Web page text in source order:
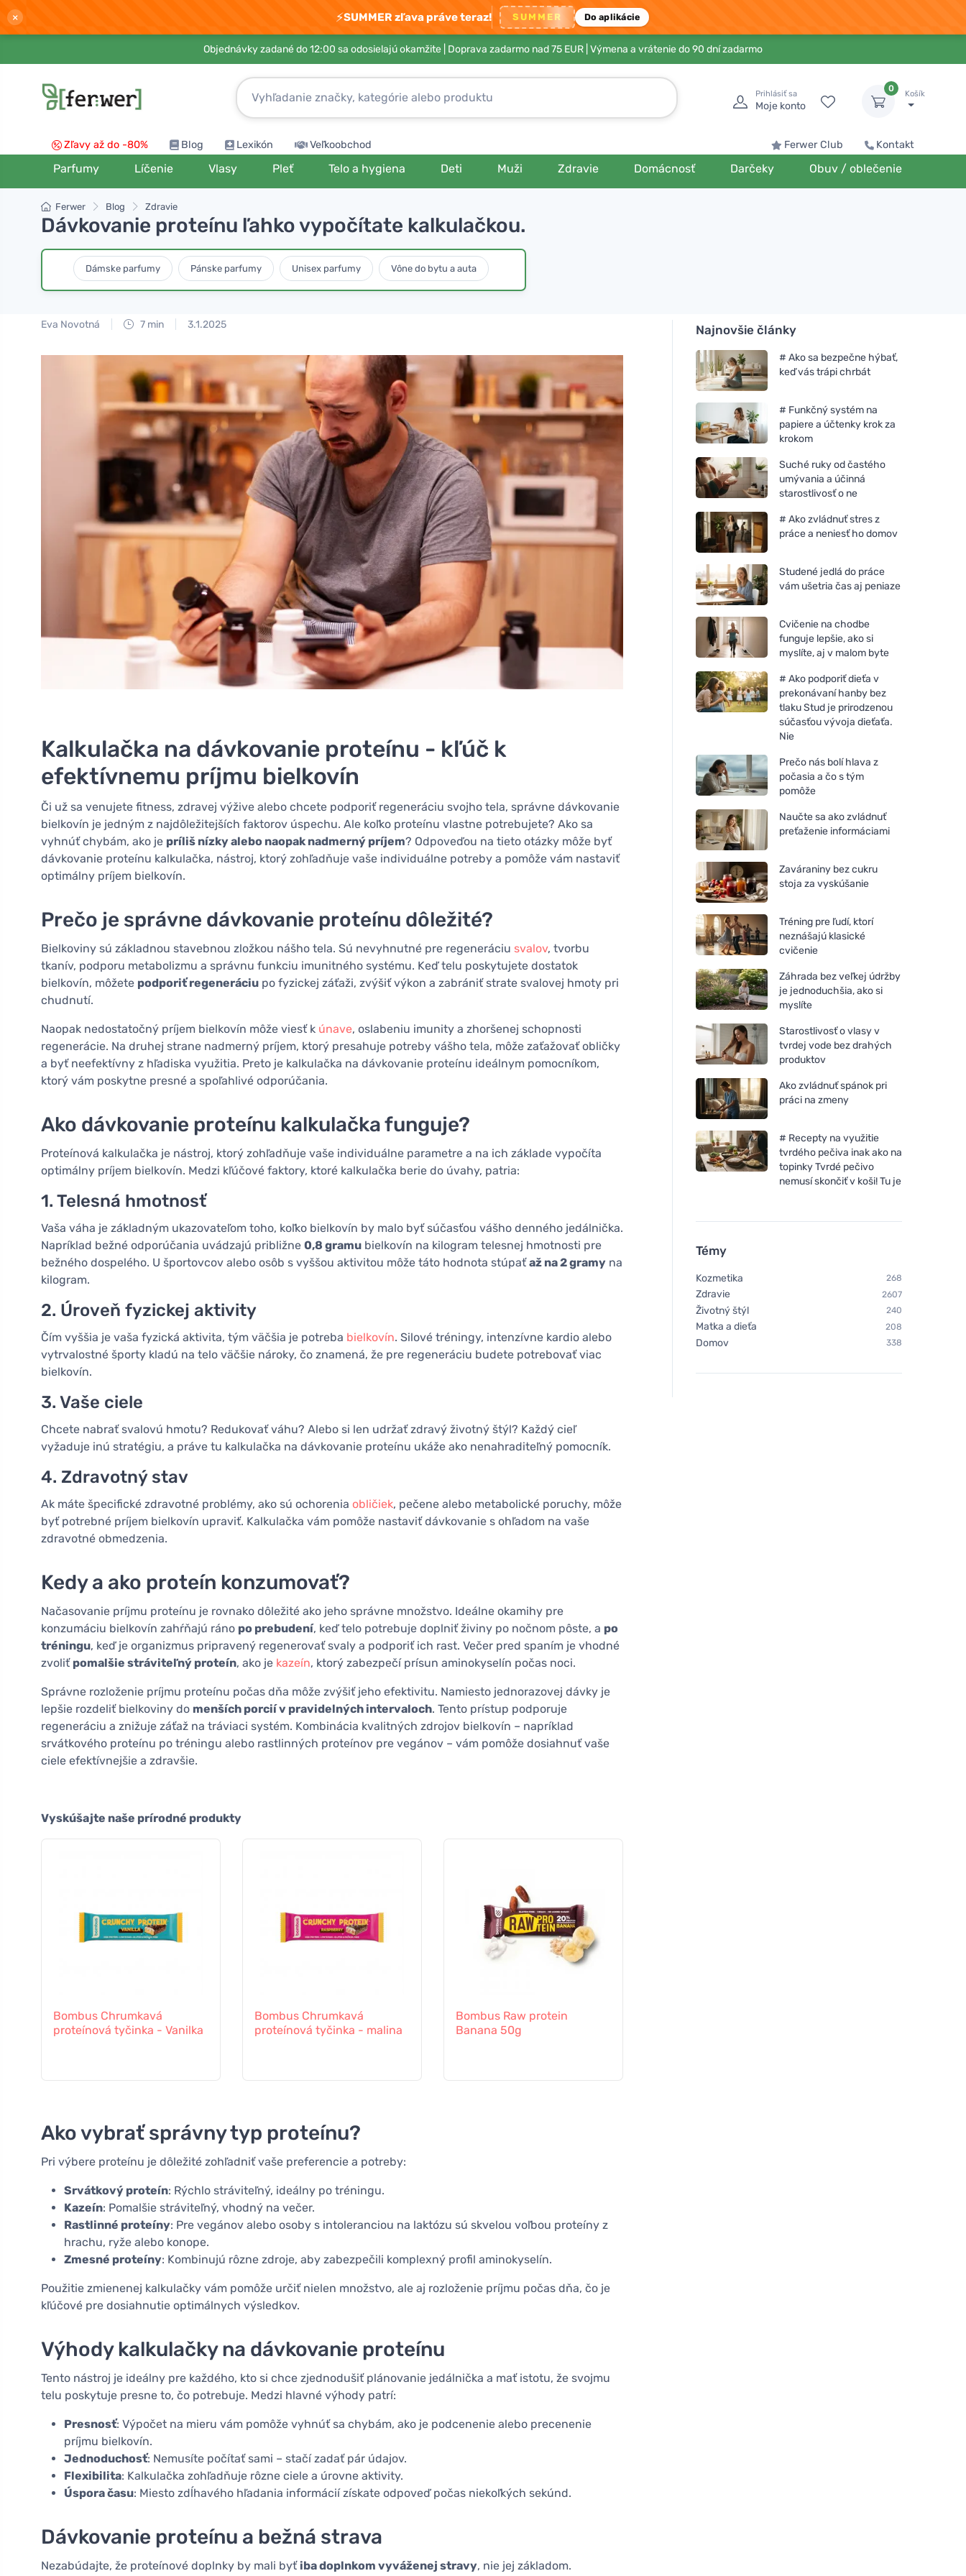
× ⚡SUMMER zľava práve teraz! SUMMER Do aplikácie
Objednávky zadané do 12:00 sa odosielajú okamžite | Doprava zadarmo nad 75 EUR | Výmena a vrátenie do 90 dní zadarmo
Prihlásiť sa
Moje konto
0
Košík
Zľavy až do -80% Blog Lexikón Veľkoobchod Ferwer Club Kontakt
Parfumy Líčenie Vlasy Pleť Telo a hygiena Deti Muži Zdravie Domácnosť Darčeky Obuv / oblečenie
Ferwer Blog Zdravie
Dávkovanie proteínu ľahko vypočítate kalkulačkou.
Dámske parfumy Pánske parfumy Unisex parfumy Vône do bytu a auta
Eva Novotná 7 min 3.1.2025
Kalkulačka na dávkovanie proteínu - kľúč k
efektívnemu príjmu bielkovín
Či už sa venujete fitness, zdravej výžive alebo chcete podporiť regeneráciu svojho tela, správne dávkovanie
bielkovín je jedným z najdôležitejších faktorov úspechu. Ale koľko proteínu vlastne potrebujete? Ako sa
vyhnúť chybám, ako je príliš nízky alebo naopak nadmerný príjem? Odpoveďou na tieto otázky môže byť
dávkovanie proteínu kalkulačka, nástroj, ktorý zohľadňuje vaše individuálne potreby a pomôže vám nastaviť
optimálny príjem bielkovín.
Prečo je správne dávkovanie proteínu dôležité?
Bielkoviny sú základnou stavebnou zložkou nášho tela. Sú nevyhnutné pre regeneráciu svalov, tvorbu
tkanív, podporu metabolizmu a správnu funkciu imunitného systému. Keď telu poskytujete dostatok
bielkovín, môžete podporiť regeneráciu po fyzickej záťaži, zvýšiť výkon a zabrániť strate svalovej hmoty pri
chudnutí.
Naopak nedostatočný príjem bielkovín môže viesť k únave, oslabeniu imunity a zhoršenej schopnosti
regenerácie. Na druhej strane nadmerný príjem, ktorý presahuje potreby vášho tela, môže zaťažovať obličky
a byť neefektívny z hľadiska využitia. Preto je kalkulačka na dávkovanie proteínu ideálnym pomocníkom,
ktorý vám poskytne presné a spoľahlivé odporúčania.
Ako dávkovanie proteínu kalkulačka funguje?
Proteínová kalkulačka je nástroj, ktorý zohľadňuje vaše individuálne parametre a na ich základe vypočíta
optimálny príjem bielkovín. Medzi kľúčové faktory, ktoré kalkulačka berie do úvahy, patria:
1. Telesná hmotnosť
Vaša váha je základným ukazovateľom toho, koľko bielkovín by malo byť súčasťou vášho denného jedálnička.
Napríklad bežné odporúčania uvádzajú približne 0,8 gramu bielkovín na kilogram telesnej hmotnosti pre
bežného dospelého. U športovcov alebo osôb s vyššou aktivitou môže táto hodnota stúpaťaž na 2 gramy na
kilogram.
2. Úroveň fyzickej aktivity
Čím vyššia je vaša fyzická aktivita, tým väčšia je potreba bielkovín. Silové tréningy, intenzívne kardio alebo
vytrvalostné športy kladú na telo väčšie nároky, čo znamená, že pre regeneráciu budete potrebovať viac
bielkovín.
3. Vaše ciele
Chcete nabrať svalovú hmotu? Redukovať váhu? Alebo si len udržať zdravý životný štýl? Každý cieľ
vyžaduje inú stratégiu, a práve tu kalkulačka na dávkovanie proteínu ukáže ako nenahraditeľný pomocník.
4. Zdravotný stav
Ak máte špecifické zdravotné problémy, ako sú ochorenia obličiek, pečene alebo metabolické poruchy, môže
byť potrebné príjem bielkovín upraviť. Kalkulačka vám pomôže nastaviť dávkovanie s ohľadom na vaše
zdravotné obmedzenia.
Kedy a ako proteín konzumovať?
Načasovanie príjmu proteínu je rovnako dôležité ako jeho správne množstvo. Ideálne okamihy pre
konzumáciu bielkovín zahŕňajú ráno po prebudení, keď telo potrebuje doplniť živiny po nočnom pôste, a po
tréningu, keď je organizmus pripravený regenerovať svaly a podporiť ich rast. Večer pred spaním je vhodné
zvoliť pomalšie stráviteľný proteín, ako je kazeín, ktorý zabezpečí prísun aminokyselín počas noci.
Správne rozloženie príjmu proteínu počas dňa môže zvýšiť jeho efektivitu. Namiesto jednorazovej dávky je
lepšie rozdeliť bielkoviny do menších porcií v pravidelných intervaloch. Tento prístup podporuje
regeneráciu a znižuje záťaž na tráviaci systém. Kombinácia kvalitných zdrojov bielkovín – napríklad
srvátkového proteínu po tréningu alebo rastlinných proteínov pre vegánov – vám pomôže dosiahnuť vaše
ciele efektívnejšie a zdravšie.
Vyskúšajte naše prírodné produkty
Bombus Chrumkavá
proteínová tyčinka - Vanilka
Bombus Chrumkavá
proteínová tyčinka - malina
Bombus Raw protein
Banana 50g
Ako vybrať správny typ proteínu?
Pri výbere proteínu je dôležité zohľadniť vaše preferencie a potreby:
Srvátkový proteín: Rýchlo stráviteľný, ideálny po tréningu.
Kazeín: Pomalšie stráviteľný, vhodný na večer.
Rastlinné proteíny: Pre vegánov alebo osoby s intoleranciou na laktózu sú skvelou voľbou proteíny z
hrachu, ryže alebo konope.
Zmesné proteíny: Kombinujú rôzne zdroje, aby zabezpečili komplexný profil aminokyselín.
Použitie zmienenej kalkulačky vám pomôže určiť nielen množstvo, ale aj rozloženie príjmu počas dňa, čo je
kľúčové pre dosiahnutie optimálnych výsledkov.
Výhody kalkulačky na dávkovanie proteínu
Tento nástroj je ideálny pre každého, kto si chce zjednodušiť plánovanie jedálnička a mať istotu, že svojmu
telu poskytuje presne to, čo potrebuje. Medzi hlavné výhody patrí:
Presnosť: Výpočet na mieru vám pomôže vyhnúť sa chybám, ako je podcenenie alebo precenenie
príjmu bielkovín.
Jednoduchosť: Nemusíte počítať sami – stačí zadať pár údajov.
Flexibilita: Kalkulačka zohľadňuje rôzne ciele a úrovne aktivity.
Úspora času: Miesto zdĺhavého hľadania informácií získate odpoveď počas niekoľkých sekúnd.
Dávkovanie proteínu a bežná strava
Nezabúdajte, že proteínové doplnky by mali byť iba doplnkom vyváženej stravy, nie jej základom.
Najnovšie články
# Ako sa bezpečne hýbať,
keď vás trápi chrbát
# Funkčný systém na
papiere a účtenky krok za
krokom
Suché ruky od častého
umývania a účinná
starostlivosť o ne
# Ako zvládnuť stres z
práce a neniesť ho domov
Studené jedlá do práce
vám ušetria čas aj peniaze
Cvičenie na chodbe
funguje lepšie, ako si
myslíte, aj v malom byte
# Ako podporiť dieťa v
prekonávaní hanby bez
tlaku Stud je prirodzenou
súčasťou vývoja dieťaťa.
Nie
Prečo nás bolí hlava z
počasia a čo s tým
pomôže
Naučte sa ako zvládnuť
preťaženie informáciami
Zaváraniny bez cukru
stoja za vyskúšanie
Tréning pre ľudí, ktorí
neznášajú klasické
cvičenie
Záhrada bez veľkej údržby
je jednoduchšia, ako si
myslíte
Starostlivosť o vlasy v
tvrdej vode bez drahých
produktov
Ako zvládnuť spánok pri
práci na zmeny
# Recepty na využitie
tvrdého pečiva inak ako na
topinky Tvrdé pečivo
nemusí skončiť v koši! Tu je
Témy
Kozmetika 268
Zdravie 2607
Životný štýl 240
Matka a dieťa 208
Domov 338